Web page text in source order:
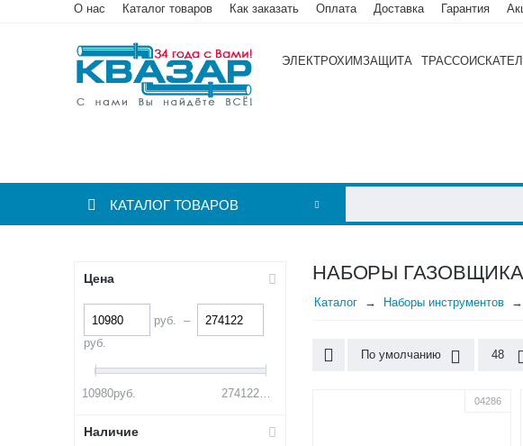
О нас Каталог товаров Как заказать Оплата Доставка Гарантия
ЭЛЕКТРОХИМЗАЩИТА
КАТАЛОГ ТОВАРОВ
Цена
руб.
–
руб.
10980руб. 274122руб.
Наличие
НАБОРЫ ГАЗОВЩИКА
Каталог Наборы инструментов
По умолчанию 48
04286